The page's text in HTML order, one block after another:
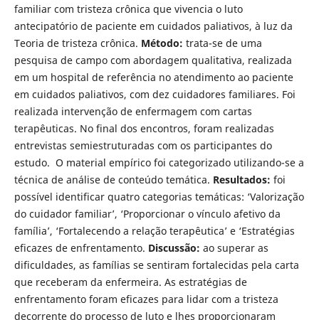
familiar com tristeza crônica que vivencia o luto
antecipatório de paciente em cuidados paliativos, à luz da
Teoria de tristeza crônica. Método: trata-se de uma
pesquisa de campo com abordagem qualitativa, realizada
em um hospital de referência no atendimento ao paciente
em cuidados paliativos, com dez cuidadores familiares. Foi
realizada intervenção de enfermagem com cartas
terapêuticas. No final dos encontros, foram realizadas
entrevistas semiestruturadas com os participantes do
estudo. O material empírico foi categorizado utilizando-se a
técnica de análise de conteúdo temática. Resultados: foi
possível identificar quatro categorias temáticas: ‘Valorização
do cuidador familiar’, ‘Proporcionar o vínculo afetivo da
família’, ‘Fortalecendo a relação terapêutica’ e ‘Estratégias
eficazes de enfrentamento. Discussão: ao superar as
dificuldades, as famílias se sentiram fortalecidas pela carta
que receberam da enfermeira. As estratégias de
enfrentamento foram eficazes para lidar com a tristeza
decorrente do processo de luto e lhes proporcionaram